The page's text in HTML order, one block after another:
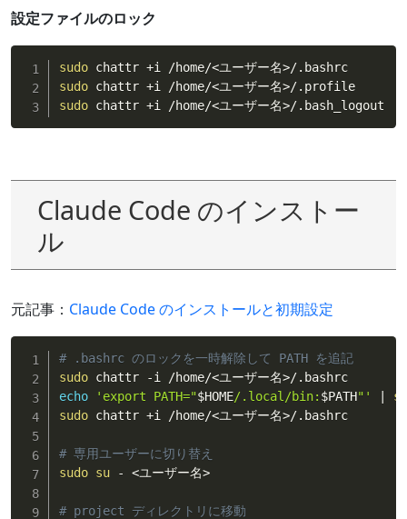
設定ファイルのロック
sudo chattr +i /home/<ユーザー名>
sudo chattr +i /home/<ユーザー名>
sudo chattr +i /home/<ユーザー名>/.bash_logout
Claude Code のインストー
ル
元記事： Claude Code のインストールと初期設定
# .bashrc のロックを一時解除して PATH を追記
sudo chattr -i /home/<ユーザー名>
echo
'export PATH="$HOME/.local/bin: $PATH"'
sudo chattr +i /home/<ユーザー名>/.bashrc
# 専用ユーザーに切り替え
sudo su - <ユーザー名>
# project ディレクトリに移動